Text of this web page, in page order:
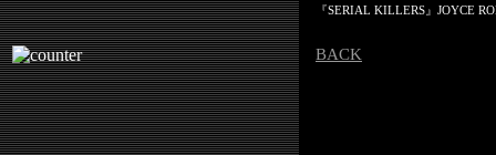
『SERIAL KILLERS』JOYCE
BACK